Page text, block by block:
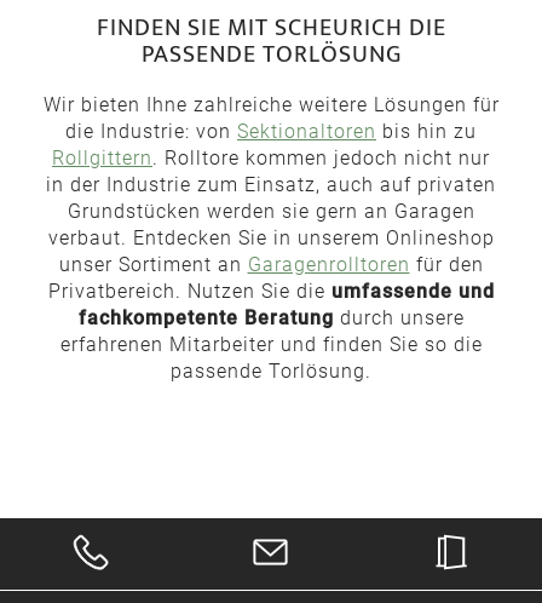
FINDEN SIE MIT SCHEURICH DIE
PASSENDE TORLÖSUNG
Wir bieten Ihne zahlreiche weitere Lösungen für
die Industrie: von Sektionaltoren bis hin zu
Rollgittern. Rolltore kommen jedoch nicht nur
in der Industrie zum Einsatz, auch auf privaten
Grundstücken werden sie gern an Garagen
verbaut. Entdecken Sie in unserem Onlineshop
unser Sortiment an Garagenrolltoren für den
Privatbereich. Nutzen Sie die umfassende und
fachkompetente Beratung durch unsere
erfahrenen Mitarbeiter und finden Sie so die
passende Torlösung.